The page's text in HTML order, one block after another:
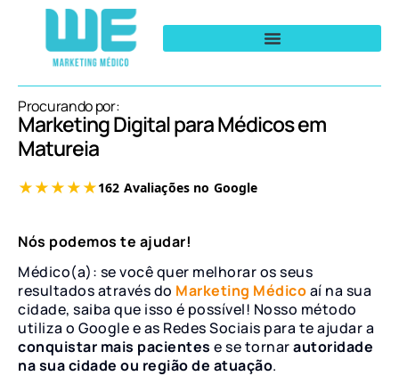
Procurando por:
Marketing Digital para Médicos em
Matureia
Nós podemos te ajudar!
Médico(a): se você quer melhorar os seus
resultados através do Marketing Médicoaí na sua
cidade, saiba que isso é possível! Nosso método
utiliza o Google e as Redes Sociais para te ajudar a
conquistar mais pacientes e se tornarautoridade
na sua cidade ou região de atuação.